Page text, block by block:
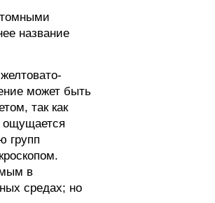
название
может быть
так как
ощущается
групп
в
средах; но